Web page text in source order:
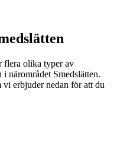
flera olika typer av
närområdet Smedslätten.
erbjuder nedan för att du